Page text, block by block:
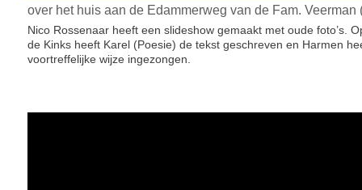
over het huis aan de Edammerweg van de Fam. Veerman
Nico Rossenaar heeft een slideshow gemaakt met oude foto’s.
de Kinks heeft Karel (Poesie) de tekst geschreven en Harmen
voortreffelijke wijze ingezongen.